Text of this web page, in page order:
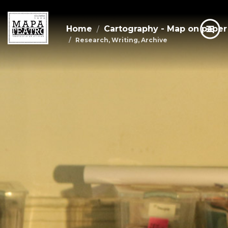
Home Cartography - Map on
Research, Writing, Archive